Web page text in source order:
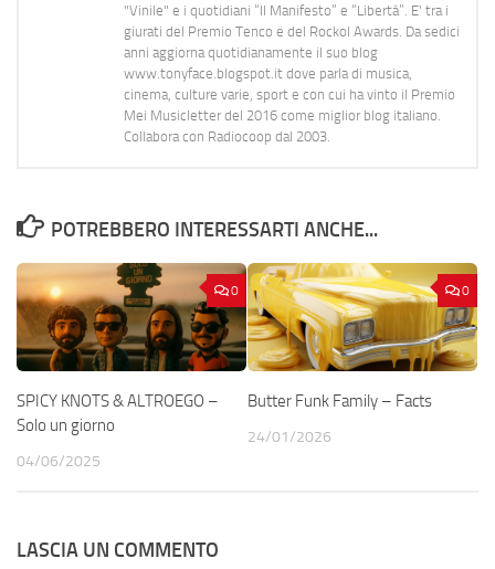
"Vinile" e i quotidiani “Il Manifesto” e “Libertà”. E' tra i
giurati del Premio Tenco e del Rockol Awards. Da sedici
anni aggiorna quotidianamente il suo blog
www.tonyface.blogspot.it dove parla di musica,
cinema, culture varie, sport e con cui ha vinto il Premio
Mei Musicletter del 2016 come miglior blog italiano.
Collabora con Radiocoop dal 2003.
POTREBBERO INTERESSARTI ANCHE...
0
SPICY KNOTS & ALTROEGO –
Solo un giorno
04/06/2025
0
Butter Funk Family – Facts
24/01/2026
LASCIA UN COMMENTO